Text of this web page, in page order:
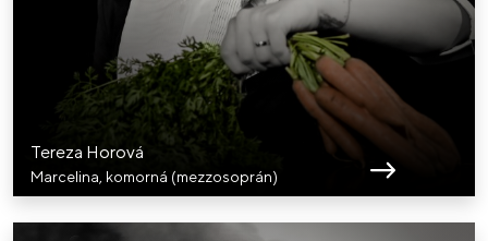
Tereza Horová
Marcelina, komorná (mezzosoprán)